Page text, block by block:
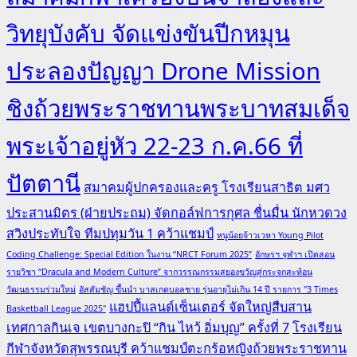
วิทยุบังคับ จัดแข่งขันปีกหมุน
ประลองปัญญา Drone Mission
ชิงถ้วยพระราชทานพระบาทสมเด็จ
พระเจ้าอยู่หัว 22-23 ก.ค.66 ที่
ปัตตานี สมาคมผู้ปกครองและครู โรงเรียนสาธิต มศว
ประสานมิตร (ฝ่ายประถม) จัดกอล์ฟการกุศล ชื่นมื่น นักหวดวง
สวิงประทับใจ ทีมปทุมวัน 1 คว้าแชมป์ หนูน้อยจ้าวเวหา Young Pilot
Coding Challenge: Special Edition ในงาน “NRCT Forum 2025” อักษรฯ จุฬาฯ เปิดสอน
รายวิชา “Dracula and Modern Culture” จากวรรณกรรมสยองขวัญสู่กระจกสะท้อน
วัฒนธรรมร่วมใหม่ อัสสัมชัญ ขึ้นนำ บาสเกตบอลชาย รุ่นอายุไม่เกิน 14 ปี รายการ "3 Times
Basketball League 2025" แฮปปี้แลนด์เซ็นเตอร์ จัดใหญ่สืบสาน
เทศกาลกินเจ เขตบางกะปิ “กิน ไหว้ อิ่มบุญ” ครั้งที่ 7โรงเรียน
กีฬาจังหวัดสุพรรณบุรี คว้าแชมป์ตะกร้อหญิงถ้วยพระราชทาน